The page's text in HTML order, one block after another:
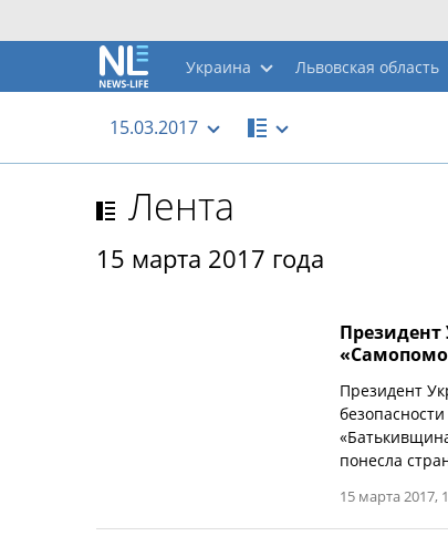
Украина Львовская область
15.03.2017
Лента
15 марта 2017 года
Президент
понесла
15 марта 2017,